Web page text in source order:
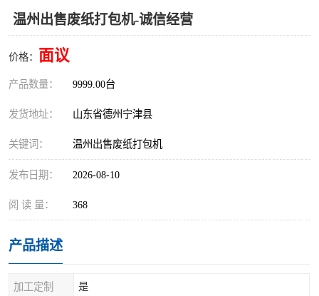
温州出售废纸打包机-诚信经营
价格： 面议
产品数量： 9999.00台
发货地址： 山东省德州宁津县
关键词： 温州出售废纸打包机
发布日期： 2026-08-10
阅 读 量： 368
产品描述
加工定制 是